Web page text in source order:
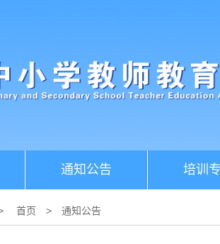
通知公告 培训
首页 > 通知公告